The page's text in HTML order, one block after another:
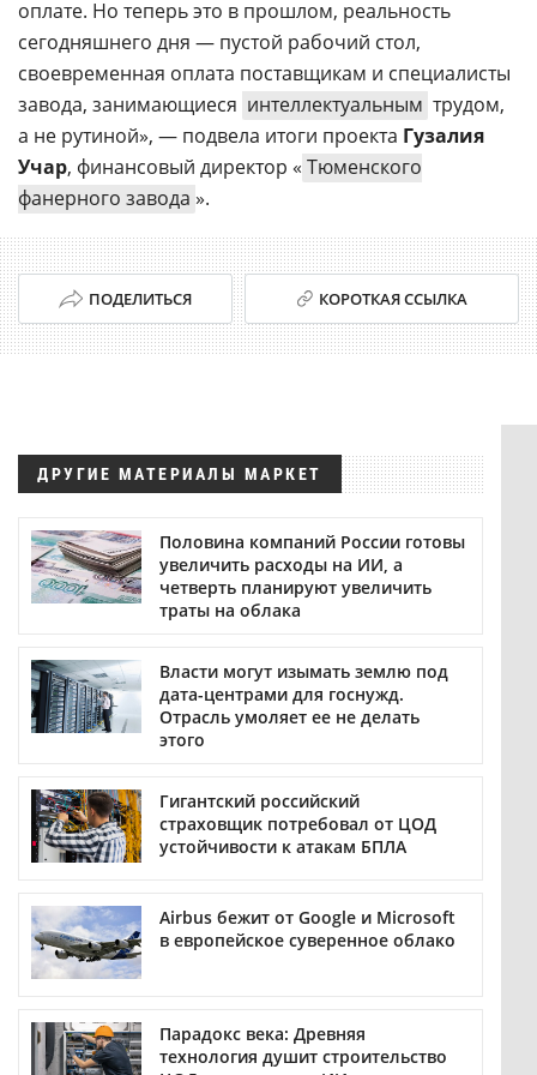
оплате. Но теперь это в прошлом, реальность
сегодняшнего дня — пустой рабочий стол,
своевременная оплата поставщикам и специалисты
завода, занимающиеся интеллектуальным трудом,
а не рутиной», — подвела итоги проекта Гузалия
Учар, финансовый директор « Тюменского
фанерного завода ».
ПОДЕЛИТЬСЯ КОРОТКАЯ ССЫЛКА
ДРУГИЕ МАТЕРИАЛЫ МАРКЕТ
Половина компаний России готовы
увеличить расходы на ИИ, а
четверть планируют увеличить
траты на облака
Власти могут изымать землю под
дата-центрами для госнужд.
Отрасль умоляет ее не делать
этого
Гигантский российский
страховщик потребовал от ЦОД
устойчивости к атакам БПЛА
Airbus бежит от Google и Microsoft
в европейское суверенное облако
Парадокс века: Древняя
технология душит строительство